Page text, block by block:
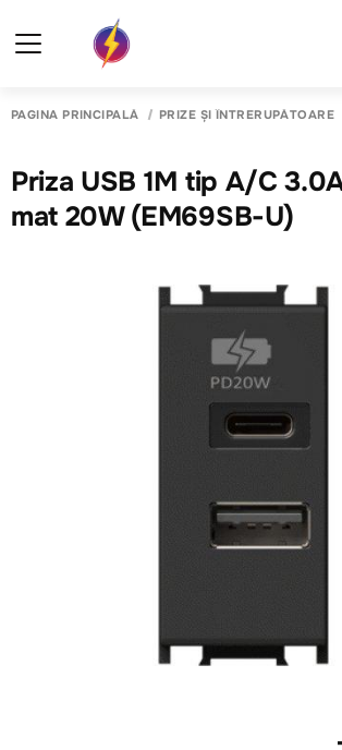
PAGINA PRINCIPALĂ PRIZE ȘI ÎNTRERUPĂTOARE
Priza USB 1M tip A/C
mat 20W (EM69SB-U)